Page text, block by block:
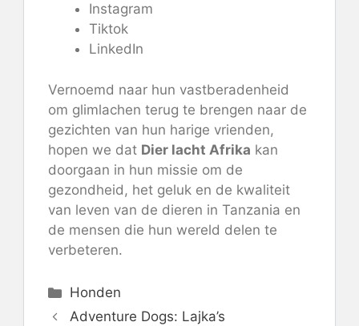
Instagram
Tiktok
LinkedIn
Vernoemd naar hun vastberadenheid
om glimlachen terug te brengen naar de
gezichten van hun harige vrienden,
hopen we dat Dier lacht Afrika kan
doorgaan in hun missie om de
gezondheid, het geluk en de kwaliteit
van leven van de dieren in Tanzania en
de mensen die hun wereld delen te
verbeteren.
Categorieën
Honden
Adventure Dogs: Lajka’s